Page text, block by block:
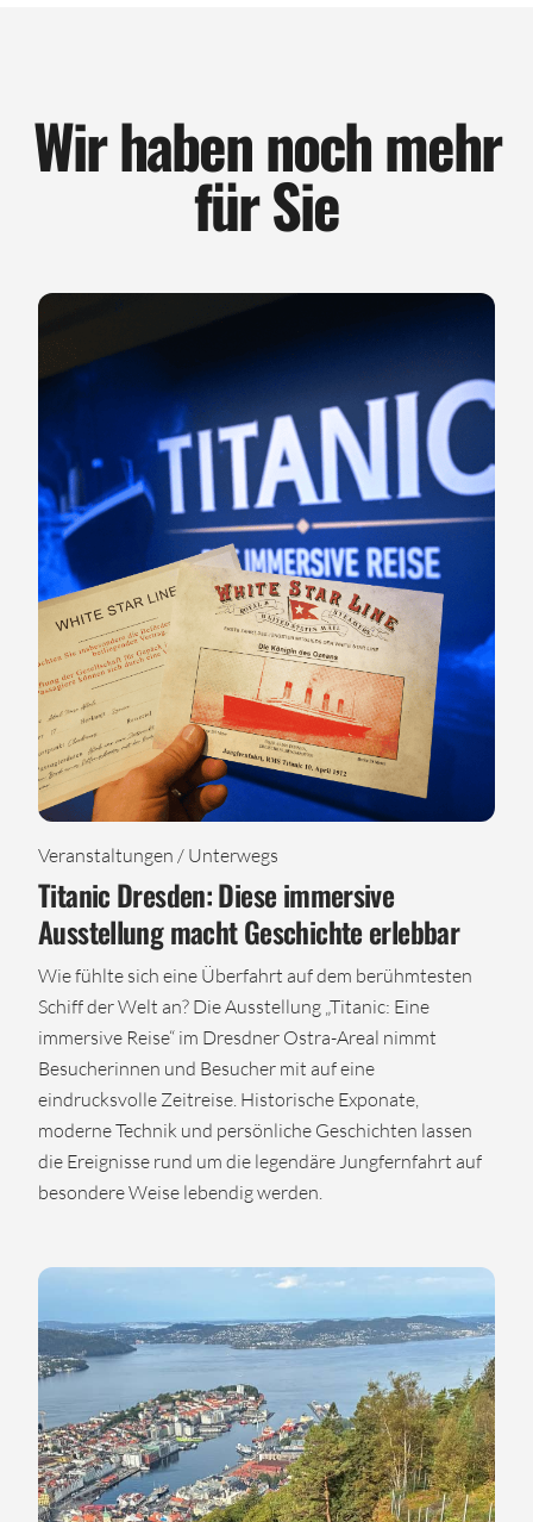
Wir haben noch mehr
für Sie
Veranstaltungen / Unterwegs
Titanic Dresden: Diese immersive
Ausstellung macht Geschichte erlebbar
Wie fühlte sich eine Überfahrt auf dem berühmtesten
Schiff der Welt an? Die Ausstellung „Titanic: Eine
immersive Reise“ im Dresdner Ostra-Areal nimmt
Besucherinnen und Besucher mit auf eine
eindrucksvolle Zeitreise. Historische Exponate,
moderne Technik und persönliche Geschichten lassen
die Ereignisse rund um die legendäre Jungfernfahrt auf
besondere Weise lebendig werden.